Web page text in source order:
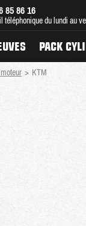
85 86 16
téléphonique du lundi au
PACK
> KTM